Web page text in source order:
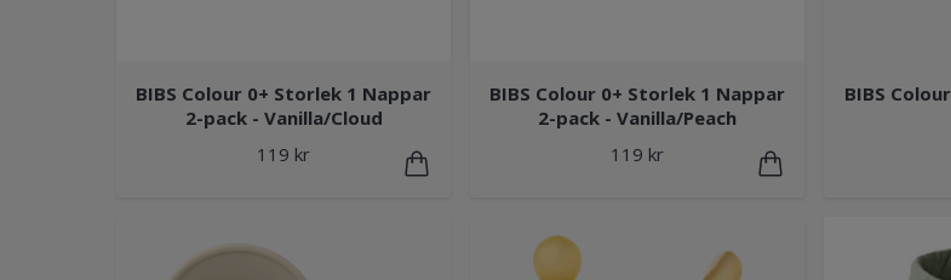
BIBS Colour 0+ Storlek 1 Nappar
2-pack - Vanilla/Cloud
119 kr
BIBS Colour 0+ Storlek 1 Nappar
2-pack - Vanilla/Peach
119 kr
BIBS